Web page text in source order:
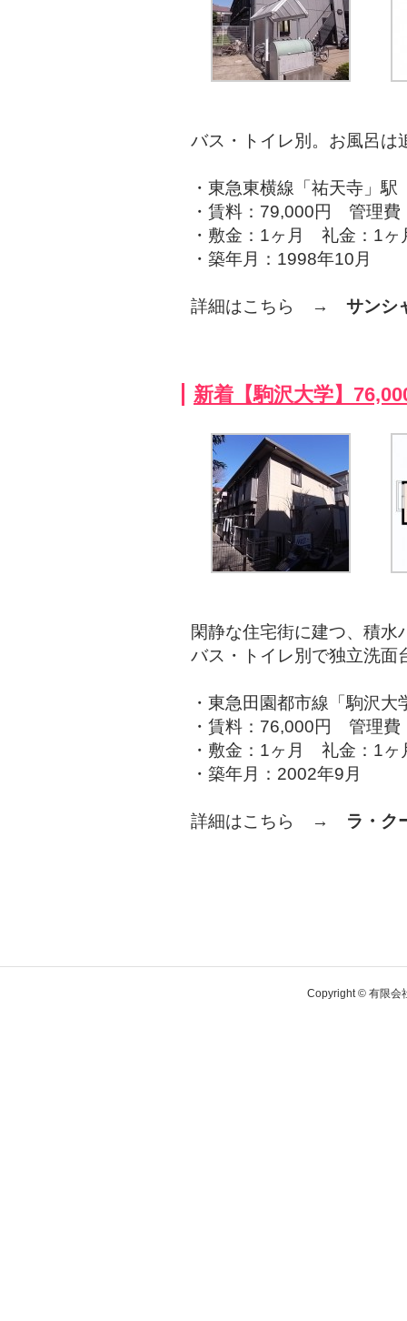
バス・トイレ別。お風呂は
・東急東横線「祐天寺」
・賃料：79,000円 管理費
・敷金：1ヶ月 礼金：1ヶ
・築年月：1998年10月
詳細はこちら → サンシ
新着【駒沢大学】
閑静な住宅街に建つ、積
バス・トイレ別で独立洗面
・東急田園都市線「駒沢
・賃料：76,000円 管理費
・敷金：1ヶ月 礼金：1ヶ
・築年月：2002年9月
詳細はこちら → ラ・
Copyright © 有限会